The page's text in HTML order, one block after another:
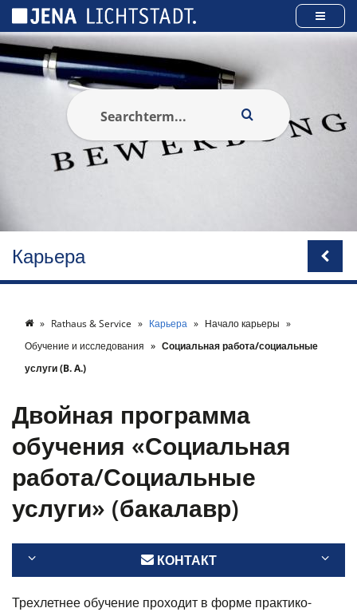
Карьера
Rathaus & Service Карьера
Начало карьеры
Обучение и исследования
Социальная работа/социальные
услуги (B. A.)
Двойная программа
обучения «Социальная
работа/Социальные
услуги» (бакалавр)
КОНТАКТ
Трехлетнее обучение проходит в форме практико-
Панель управления cookies